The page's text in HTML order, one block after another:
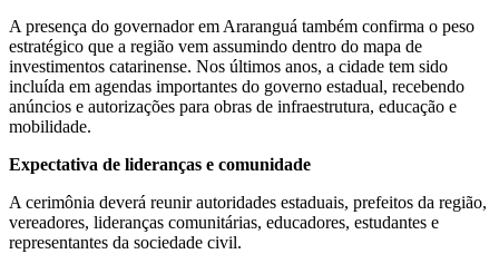
A presença do governador em Araranguá também confirma o peso
estratégico que a região vem assumindo dentro do mapa de
investimentos catarinense. Nos últimos anos, a cidade tem sido
incluída em agendas importantes do governo estadual, recebendo
anúncios e autorizações para obras de infraestrutura, educação e
mobilidade.
Expectativa de lideranças e comunidade
A cerimônia deverá reunir autoridades estaduais, prefeitos da região,
vereadores, lideranças comunitárias, educadores, estudantes e
representantes da sociedade civil.